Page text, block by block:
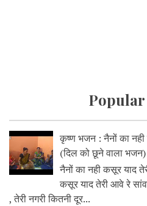
Popular
कृष्ण भजन : नैनों का नही
(दिल को छूने वाला भजन)
नैनों का नही कसूर याद
कसूर याद तेरी आवे रे
, तेरी नगरी कितनी दूर...